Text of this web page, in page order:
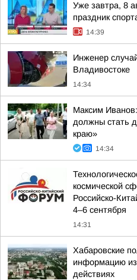
Уже завтра, 8
праздник
14:39
Инженер
Владивостоке
14:34
Максим
должны стать
краю»
14:34
космической
Российско-
4–6 сентября
14:31
Хабаровские
информацию из
действиях